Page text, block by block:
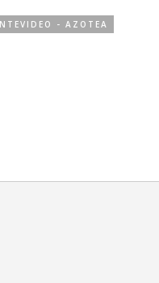
infantil
- AZOTEA